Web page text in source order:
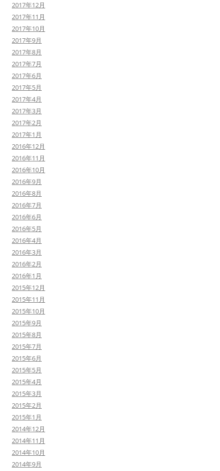
2017年12月
2017年11月
2017年10月
2017年9月
2017年8月
2017年7月
2017年6月
2017年5月
2017年4月
2017年3月
2017年2月
2017年1月
2016年12月
2016年11月
2016年10月
2016年9月
2016年8月
2016年7月
2016年6月
2016年5月
2016年4月
2016年3月
2016年2月
2016年1月
2015年12月
2015年11月
2015年10月
2015年9月
2015年8月
2015年7月
2015年6月
2015年5月
2015年4月
2015年3月
2015年2月
2015年1月
2014年12月
2014年11月
2014年10月
2014年9月